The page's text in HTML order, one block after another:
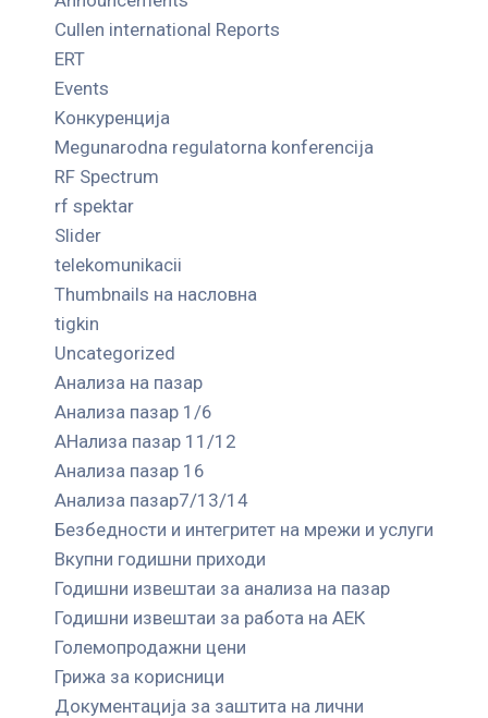
Cullen international Reports
ERT
Events
Kонкуренција
Megunarodna regulatorna konferencija
RF Spectrum
rf spektar
Slider
telekomunikacii
Thumbnails на насловна
tigkin
Uncategorized
Анализа на пазар
Анализа пазар 1/6
АНализа пазар 11/12
Анализа пазар 16
Анализа пазар7/13/14
Безбедности и интегритет на мрежи и услуги
Вкупни годишни приходи
Годишни извештаи за анализа на пазар
Годишни извештаи за работа на АЕК
Големопродажни цени
Грижа за корисници
Документација за заштита на лични